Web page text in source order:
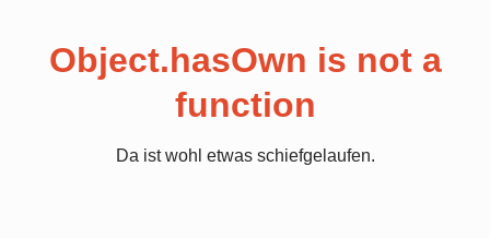
Object.hasOwn is not a
function
Da ist wohl etwas schiefgelaufen.